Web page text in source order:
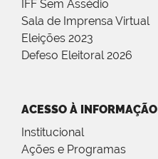
IFF Sem Assédio
Sala de Imprensa Virtual
Eleições 2023
Defeso Eleitoral 2026
ACESSO À INFORMAÇÃO
Institucional
Ações e Programas